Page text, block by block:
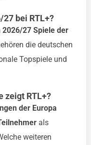
bei RTL+?
2026/27 Spiele der
die deutschen
Topspiele und
zeigt RTL+?
der Europa
als
weiteren